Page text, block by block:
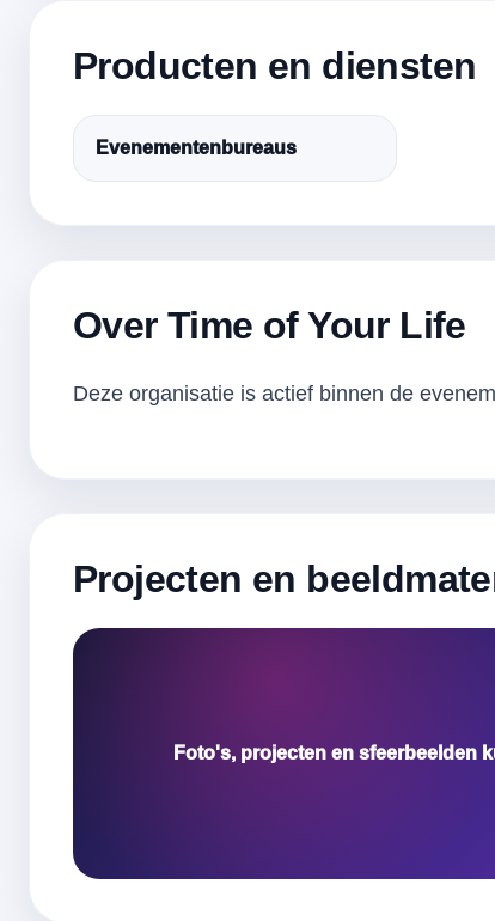
Producten en diensten
Evenementenbureaus
Over Time of Your Life
Deze organisatie is actief binnen de
Projecten en
Foto's, projecten en sfeerbeelden